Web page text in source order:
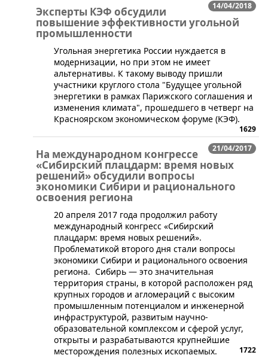
14/04/2018
Эксперты КЭФ обсудили
повышение эффективности угольной
промышленности
​Угольная энергетика России нуждается в
модернизации, но при этом не имеет
альтернативы. К такому выводу пришли
участники круглого стола "Будущее угольной
энергетики в рамках Парижского соглашения и
изменения климата", прошедшего в четверг на
Красноярском экономическом форуме (КЭФ).
1629
21/04/2017
На международном конгрессе
«Сибирский плацдарм: время новых
решений» обсудили вопросы
экономики Сибири и рационального
освоения региона
20 апреля 2017 года продолжил работу
международный конгресс «Сибирский
плацдарм: время новых решений».
Проблематикой второго дня стали вопросы
экономики Сибири и рационального освоения
региона. Сибирь — это значительная
территория страны, в которой расположен ряд
крупных городов и агломераций с высоким
промышленным потенциалом и инженерной
инфраструктурой, развитым научно-
образовательной комплексом и сферой услуг,
открыты и разрабатываются крупнейшие
месторождения полезных ископаемых.
1722